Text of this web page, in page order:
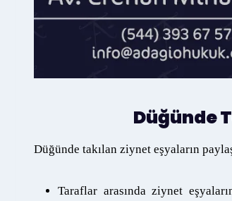
Düğünde
Düğünde takılan ziynet eşyaların
Taraflar arasında ziynet